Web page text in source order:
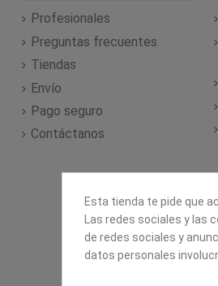
Profesionales
Preguntas frecuentes
Tiendas
Envío
Pago seguro
Contáctanos
Esta tienda te pide que
Las redes sociales y las
de redes sociales y
datos personales